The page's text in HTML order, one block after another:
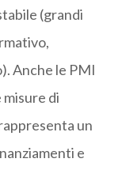
(grandi
Anche le PMI
di
un
e